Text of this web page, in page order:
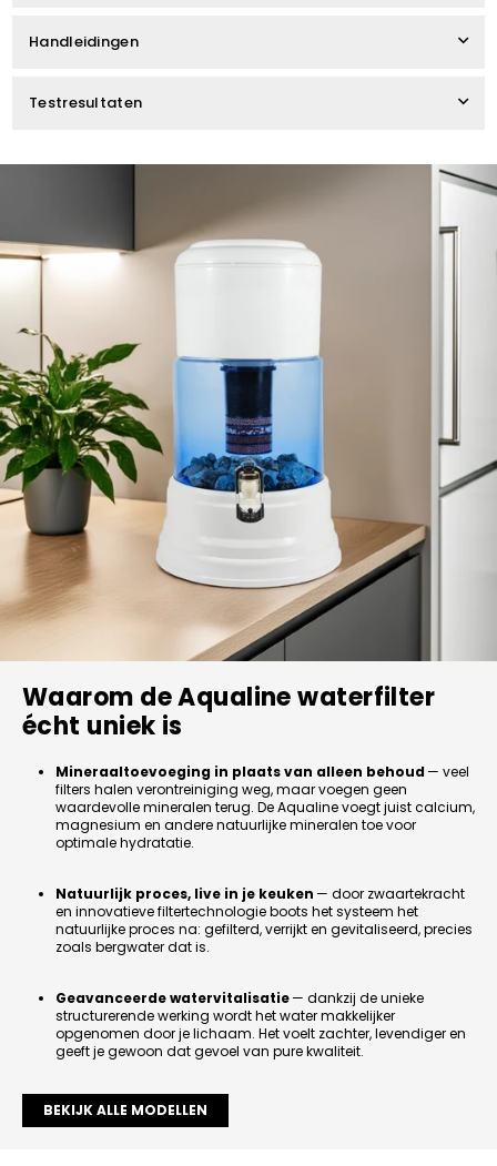
Handleidingen
Testresultaten
Waarom de Aqualine waterfilter
écht uniek is
Mineraaltoevoeging in plaats van alleen behoud — veel
filters halen verontreiniging weg, maar voegen geen
waardevolle mineralen terug. De Aqualine voegt juist calcium,
magnesium en andere natuurlijke mineralen toe voor
optimale hydratatie.
Natuurlijk proces, live in je keuken — door zwaartekracht
en innovatieve filtertechnologie boots het systeem het
natuurlijke proces na: gefilterd, verrijkt en gevitaliseerd, precies
zoals bergwater dat is.
Geavanceerde watervitalisatie— dankzij de unieke
structurerende werking wordt het water makkelijker
opgenomen door je lichaam. Het voelt zachter, levendiger en
geeft je gewoon dat gevoel van pure kwaliteit.
BEKIJK ALLE MODELLEN